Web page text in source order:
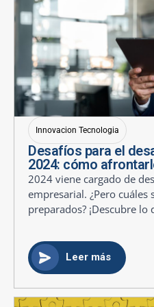
Innovacion Tecnologia
Desafíos para el
2024: cómo
2024 viene cargado de
empresarial. ¿Pero cuáles
preparados? ¡Descubre
Leer más